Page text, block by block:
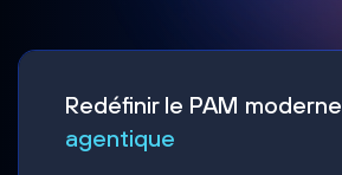
Redéfinir le PAM moderne
agentique